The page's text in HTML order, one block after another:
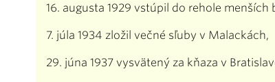
16. augusta 1929 vstúpil do rehole menších
7. júla 1934 zložil večné sľuby v Malackách,
29. júna 1937 vysvätený za kňaza v